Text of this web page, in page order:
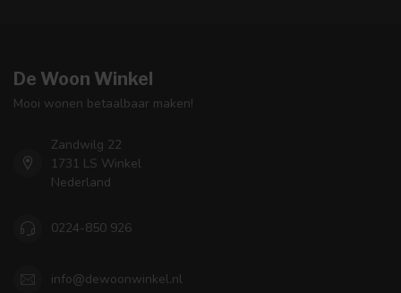
De Woon Winkel
Mooi wonen betaalbaar maken!
Zandwilg 22
1731 LS Winkel
Nederland
0224-850 926
info@dewoonwinkel.nl